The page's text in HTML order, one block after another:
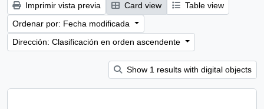
Imprimir vista previa Card view
Table view
Ordenar por: Fecha modificada
Dirección: Clasificación en orden ascendente
Show 1 results with digital objects